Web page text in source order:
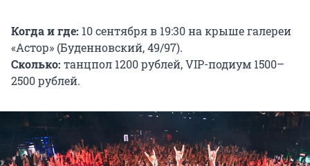
Когда и где: 10 сентября в 19:30 на крыше галереи
«Астор» (Буденновский, 49/97).
Сколько: танцпол 1200 рублей, VIP-подиум 1500–
2500 рублей.